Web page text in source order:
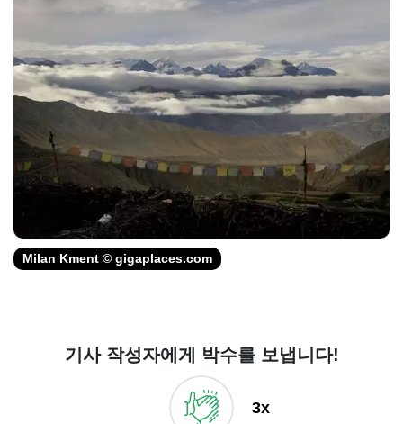
Milan Kment © gigaplaces.com
기사 작성자에게 박수를 보냅니다!
3x